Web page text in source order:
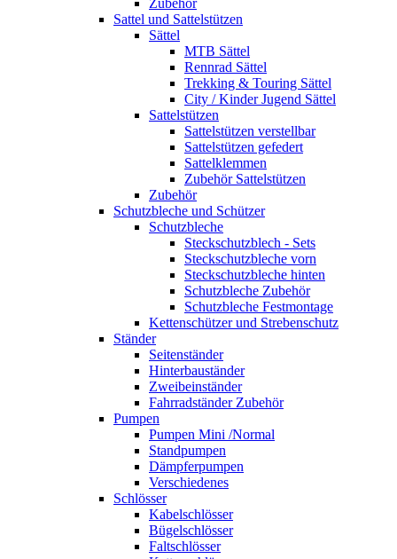
Zubehör
Sattel und Sattelstützen
Sättel
MTB Sättel
Rennrad Sättel
Trekking & Touring Sättel
City / Kinder Jugend Sättel
Sattelstützen
Sattelstützen verstellbar
Sattelstützen gefedert
Sattelklemmen
Zubehör Sattelstützen
Zubehör
Schutzbleche und Schützer
Schutzbleche
Steckschutzblech - Sets
Steckschutzbleche vorn
Steckschutzbleche hinten
Schutzbleche Zubehör
Schutzbleche Festmontage
Kettenschützer und Strebenschutz
Ständer
Seitenständer
Hinterbauständer
Zweibeinständer
Fahrradständer Zubehör
Pumpen
Pumpen Mini /Normal
Standpumpen
Dämpferpumpen
Verschiedenes
Schlösser
Kabelschlösser
Bügelschlösser
Faltschlösser